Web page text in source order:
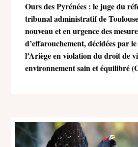
Ours des Pyrénées : le juge du
tribunal administratif de
nouveau et en urgence des
d’effarouchement, décidées par
l’Ariège en violation du droit de
environnement sain et équilibré